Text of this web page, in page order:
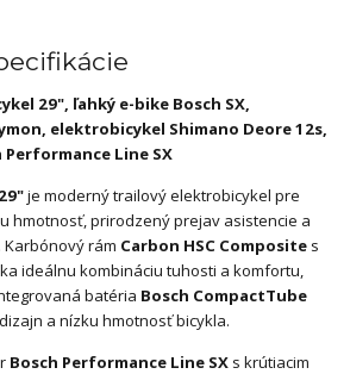
je moderný trailový elektrobicykel pre
hmotnosť, prirodzený prejav asistencie a
rám Carbon HSC Composite s
ideálnu kombináciu tuhosti a komfortu,
batéria Bosch CompactTube
a nízku hmotnosť bicykla.
Bosch Performance Line SX s krútiacim